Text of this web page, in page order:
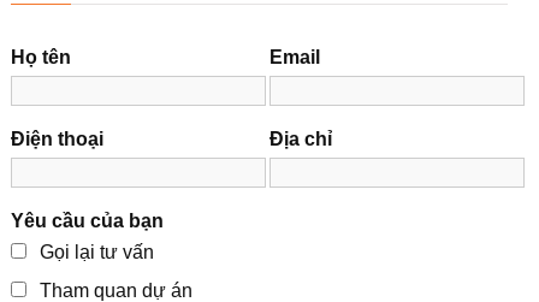
Họ tên Email
Điện thoại Địa chỉ
Yêu cầu của bạn
Gọi lại tư vấn
Tham quan dự án